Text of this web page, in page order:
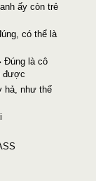
ấy còn trẻ
có thể là
Đúng là cô
được
hả, như thế